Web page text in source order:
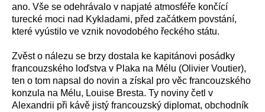
ano. Vše se odehrávalo v napjaté atmosféře končící
turecké moci nad Kykladami, před začátkem povstání,
které vyústilo ve vznik novodobého řeckého státu.
Zvěst o nálezu se brzy dostala ke kapitánovi posádky
francouzského loďstva v Plaka na Mélu (Olivier Voutier),
ten o tom napsal do novin a získal pro věc francouzského
konzula na Mélu, Louise Bresta. Ty noviny četl v
Alexandrii při kávě jistý francouzský diplomat, obchodník